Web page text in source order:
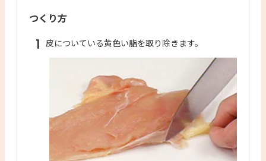
つくり方
1 皮についている黄色い脂を取り除きます。